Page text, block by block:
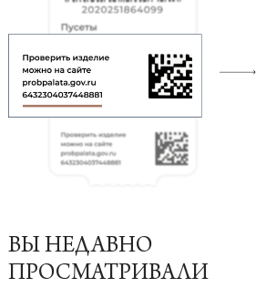
ВЫ НЕДАВНО
ПРОСМАТРИВАЛИ